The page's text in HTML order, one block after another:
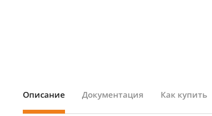
Описание Документация Как купить